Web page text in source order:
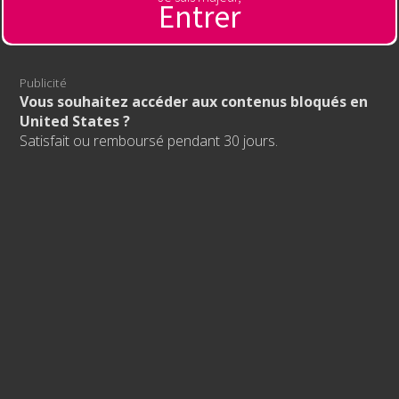
Entrer
Publicité
Vous souhaitez accéder aux contenus bloqués en
United States ?
Satisfait ou remboursé pendant 30 jours.
🇫🇷
Regardez des filles en direct, sans tabou, sans
censure, sans limite !